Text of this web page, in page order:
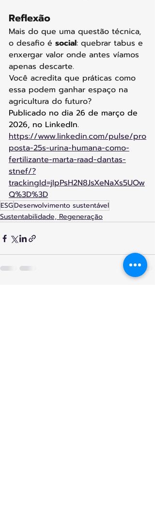
Reflexão
Mais do que uma questão técnica,
o desafio é social: quebrar tabus e
enxergar valor onde antes víamos
apenas descarte.
Você acredita que práticas como
essa podem ganhar espaço na
agricultura do futuro?
Publicado no dia 26 de março de
2026, no LinkedIn.
https://www.linkedin.com/pulse/pro
posta-25s-urina-humana-como-
fertilizante-marta-raad-dantas-
stnef/?
trackingId=jIpPsH2N8JsXeNaXs5UOw
Q%3D%3D
ESGDesenvolvimento sustentável
Sustentabilidade, Regeneração